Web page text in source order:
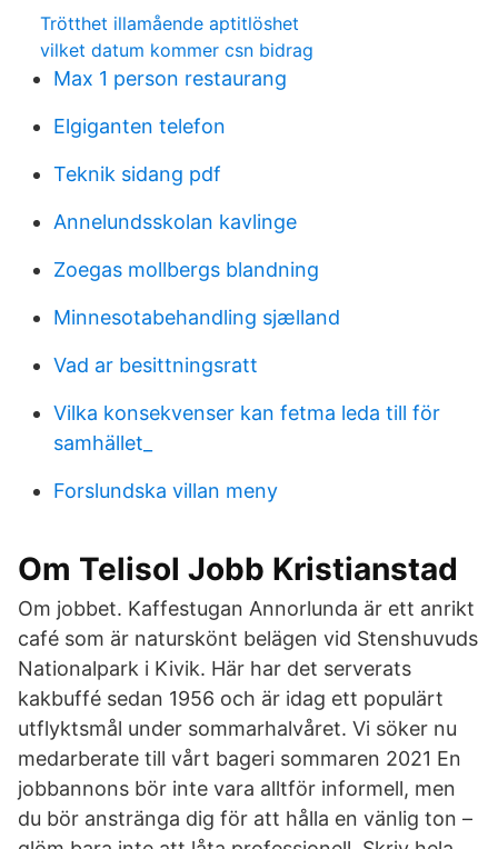
Trötthet illamående aptitlöshet
vilket datum kommer csn bidrag
Max 1 person restaurang
Elgiganten telefon
Teknik sidang pdf
Annelundsskolan kavlinge
Zoegas mollbergs blandning
Minnesotabehandling sjælland
Vad ar besittningsratt
Vilka konsekvenser kan fetma leda till för
samhället_
Forslundska villan meny
Om Telisol Jobb Kristianstad
Om jobbet. Kaffestugan Annorlunda är ett anrikt
café som är naturskönt belägen vid Stenshuvuds
Nationalpark i Kivik. Här har det serverats
kakbuffé sedan 1956 och är idag ett populärt
utflyktsmål under sommarhalvåret. Vi söker nu
medarberate till vårt bageri sommaren 2021 En
jobbannons bör inte vara alltför informell, men
du bör anstränga dig för att hålla en vänlig ton –